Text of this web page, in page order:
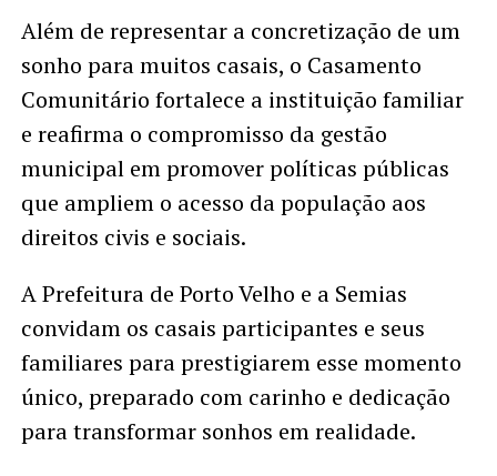
Além de representar a concretização de um
sonho para muitos casais, o Casamento
Comunitário fortalece a instituição familiar
e reafirma o compromisso da gestão
municipal em promover políticas públicas
que ampliem o acesso da população aos
direitos civis e sociais.
A Prefeitura de Porto Velho e a Semias
convidam os casais participantes e seus
familiares para prestigiarem esse momento
único, preparado com carinho e dedicação
para transformar sonhos em realidade.